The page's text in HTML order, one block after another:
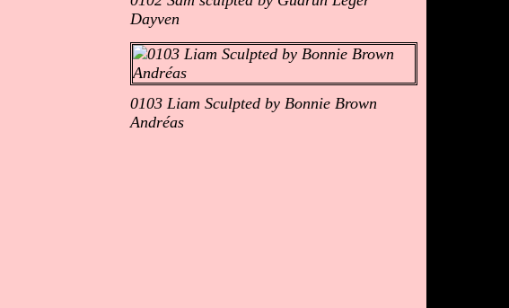
Dayven
0103 Liam Sculpted by Bonnie Brown
Andréas